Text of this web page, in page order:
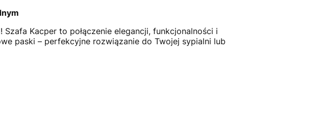
Kacper to połączenie elegancji, funkcjonalności i
paski – perfekcyjne rozwiązanie do Twojej sypialni lub